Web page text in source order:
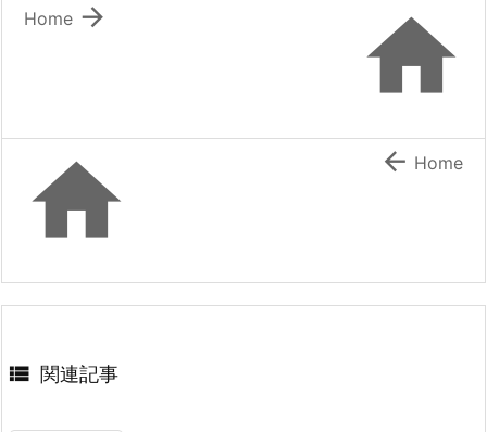


Home
  Home
 関連記事